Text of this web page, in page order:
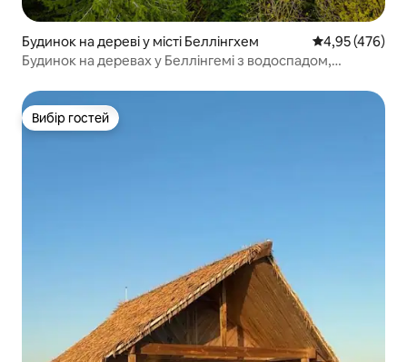
Будинок на дереві у місті Беллінгхем Середня
4,95 (476)
Будинок на деревах у Беллінгемі з водоспадом,
Вибір гостей
Вибір гостей